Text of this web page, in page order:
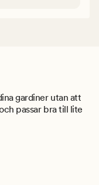
gardiner utan att
passar bra till lite